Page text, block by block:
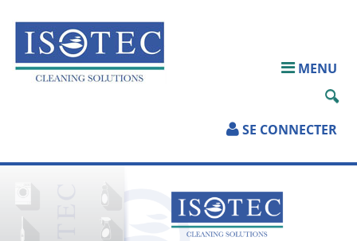
MENU
SE CONNECTER
ACCUEIL
TÉLÉCHARGEMENTS